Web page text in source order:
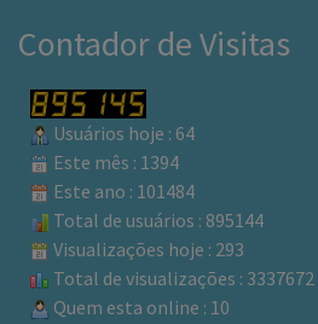
Contador de Visitas
Usuários hoje : 64
Este mês : 1394
Este ano : 101484
Total de usuários : 895144
Visualizações hoje : 293
Total de visualizações : 3337672
Quem esta online : 10